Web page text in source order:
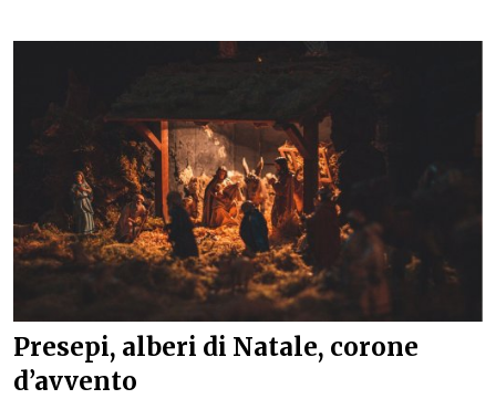
Presepi, alberi di Natale, corone
d’avvento